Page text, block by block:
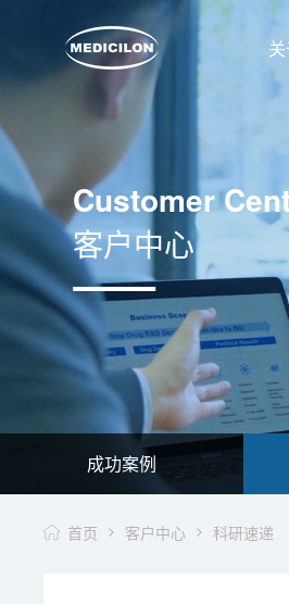
Customer
客户中心
成功案例
首页 客户中心 科研速递